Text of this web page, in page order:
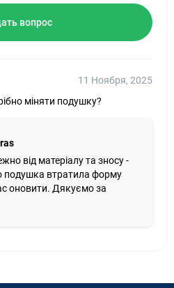
вопрос
11 Ноября, 2025
міняти подушку?
від матеріалу та зносу -
подушка втратила форму
оновити. Дякуємо за